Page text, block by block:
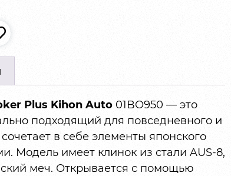
Plus Kihon Auto 01BO950 — это
подходящий для повседневного и
в себе элементы японского
Модель имеет клинок из стали AUS-8,
меч. Открывается с помощью